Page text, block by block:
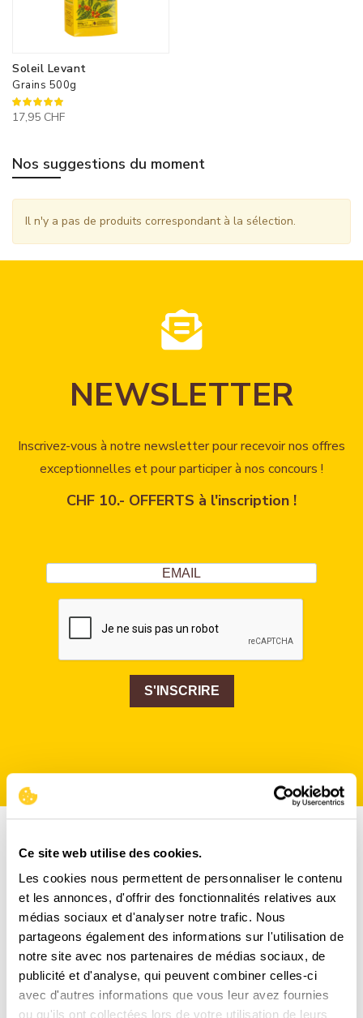
Ce site web utilise des cookies.
Les cookies nous permettent de personnaliser le contenu
et les annonces, d'offrir des fonctionnalités relatives aux
médias sociaux et d'analyser notre trafic. Nous
partageons également des informations sur l'utilisation de
notre site avec nos partenaires de médias sociaux, de
publicité et d'analyse, qui peuvent combiner celles-ci
avec d'autres informations que vous leur avez fournies
ou qu'ils ont collectées lors de votre utilisation de leurs
Soleil Levant
Grains 500g
100%
17,95 CHF
Nos suggestions du moment
Il n'y a pas de produits correspondant à la sélection.
NEWSLETTER
Inscrivez-vous à notre newsletter pour recevoir nos offres
exceptionnelles et pour participer à nos concours !
CHF 10.- OFFERTS à l'inscription !
S'INSCRIRE